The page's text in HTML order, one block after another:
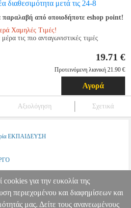
διαθεσιμότητα μετά τις 24-8
παραλαβή από οποιοδήποτε eshop point!
Χαμηλές Τιμές!
τις πιο ανταγωνιστικές τιμές
19.71 €
Προτεινόμενη λιανική 21.90 €
Αγορά
Αξιολόγηση Σχετικά
ΕΚΠΑΙΔΕΥΣΗ
2022
cookies για την ευκολία της
περιεχομένου και διαφημίσεων και
μας. Δείτε τους ανανεωμένους